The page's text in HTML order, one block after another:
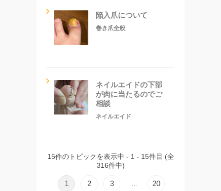
陥入爪について
巻き爪全般
ネイルエイドの下部
が肉に当たるのでご
相談
ネイルエイド
15件のトピックを表示中 - 1 - 15件目 (全
316件中)
1 2 3 … 20